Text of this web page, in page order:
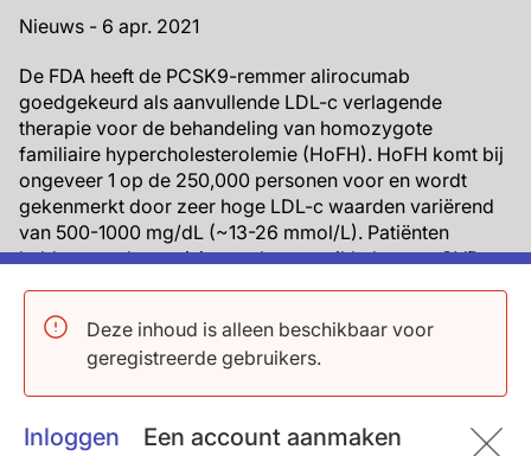
Deze inhoud is alleen beschikbaar voor
geregistreerde gebruikers.
Inloggen Een account aanmaken
Nieuws - 6 apr. 2021
De FDA heeft de PCSK9-remmer alirocumab
goedgekeurd als aanvullende LDL-c verlagende
therapie voor de behandeling van homozygote
familiaire hypercholesterolemie (HoFH). HoFH komt bij
ongeveer 1 op de 250,000 personen voor en wordt
gekenmerkt door zeer hoge LDL-c waarden variërend
van 500-1000 mg/dL (~13-26 mmol/L). Patiënten
hebben een hoog risico op het ontwikkelen van CVD
tijdens pubertijd of als jongvolwassene en het
merendeel van de patiënten reageert onvoldoende op
de huidige LDL-c verlagende therapieën.
De werkzaamheid en veiligheid van alirocumab werd
gerandomiseerde trialbij volwassenen met HoFH